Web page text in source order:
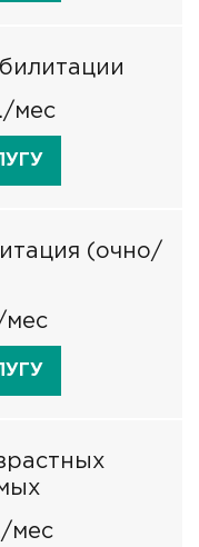
мес
(очно/
мес
мес